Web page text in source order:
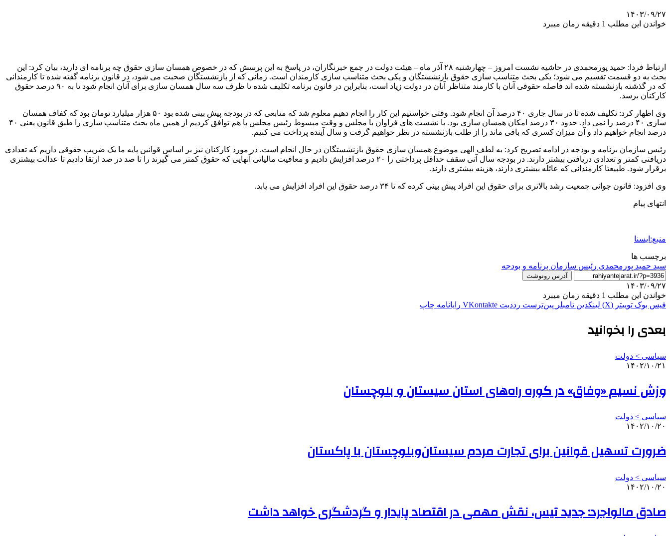
۱۴۰۳/۰۹/۲۷
خواندن این مطلب 1 دقیقه زمان میبرد
ارتباط فردا: حمید پورمحمدی در حاشیه نشست امروز – چهارشنبه ۲۸ آذر ماه – هیئت دولت در جمع خبرنگاران، در پاسخ به این پرسش که در خصوص همسان سازی حقوق چه برنامه ای دارید، بیان کرد: این
بحث به دو قسمت تقسیم می شود؛ یکی بحث متناسب سازی حقوق بازنشستگان و یکی بحث متناسب سازی کارمندان است. زمانی که از بازنشستگان صحبت می شود، در قانون برنامه گفته شده تا کارمندانی
که در گذشته بازنشسته شده اند فاصله حقوقی آنان با کارمند متناظر آنان در دولت زیاد است، بنابراین در قانون برنامه تکلیف شده تا ظرف سه سال همسان سازی برای آنان انجام شود تا به ۹۰ درصد حقوق
کارکنان برسد.
وی اظهار کرد: تکلیف شده تا در سال جاری ۴۰ درصد آن انجام شود. وقتی خواستیم این کار را انجام دهیم معلوم شد که منابعی که در بودجه پیش بینی شده بود ۵۰ هزار میلیارد تومان بود که کفاف همسان
سازی ۴۰ درصد را نمی داد. حدود ۳۰ درصد امکان همسان سازی بود. با نشست های فراوان با مجلس و وقت مبسوط رئیس مجلس با هم توافق کردیم از همین ماه بحث متناسب سازی را طبق قانون یعنی ۴۰
درصد انجام خواهیم داد و آن میزان کسری که باقی ماند را از طلب بازنشسته در نظر خواهیم گرفت و سال آینده پرداخت می کنیم.
رئیس سازمان برنامه و بودجه در ادامه تصریح کرد: به لطف الهی موضوع همسان سازی حقوق بازنشستگان در حال انجام است. در مورد کارکنان نیز بر اساس قوانین پایه ما یک ضریب حقوقی داریم که تعدادی
دریافتی کمتر و تعدادی دریافتی بیشتر دارند. در بودجه سال آتی سقف حداقل پرداختی را ۲۰ درصد افزایش دادیم و معافیت مالیاتی آنهایی که حقوق کمتر می گیرند را تا صد در صد ارتقا دادیم تا عدالت بیشتری
برقرار شود. طبیعتا کارمندانی که عائله بیشتری دارند، هزینه بیشتری دارند.
وی افزود: قانون جوانی جمعیت رشد بالاتری برای حقوق این افراد پیش بینی کرده که تا ۳۴ درصد حقوق این افراد افزایش می یابد.
انتهای پیام
منبع:ایسنا
برچسب ها
سید حمید پورمحمدی رئیس سازمان برنامه و بودجه
آدرس رونوشت
۱۴۰۳/۰۹/۲۷
خواندن این مطلب 1 دقیقه زمان میبرد
فیس بوک توییتر (X) لینکدین ‫تامبلر ‫پین‌ترست ‫رددیت ‫VKontakte رایانامه چاپ
بعدی را بخوانید
سیاسی > دولت
۱۴۰۲/۱۰/۲۱
وزش نسیم «وفاق» در کوره راه‌های استان سیستان و بلوچستان
سیاسی > دولت
۱۴۰۲/۱۰/۲۰
ضرورت تسهیل قوانین برای تجارت مردم سیستان‌وبلوچستان با پاکستان
سیاسی > دولت
۱۴۰۲/۱۰/۲۰
صادق مالواجرد: جدید تیس، نقش مهمی در اقتصاد پایدار و گردشگری خواهد داشت